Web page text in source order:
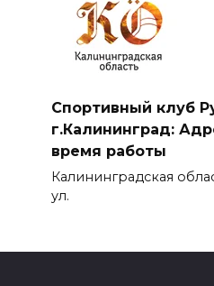
Спортивный клуб
г.Калининград:
время работы
Калининградская
ул.